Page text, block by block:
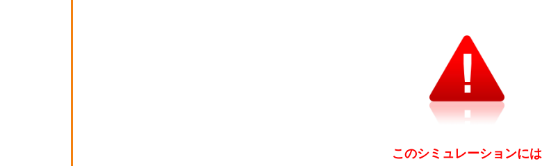
このシミュレーションには